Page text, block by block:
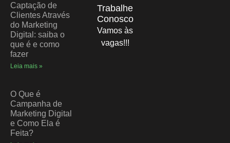
Captação de
Clientes Através
do Marketing
Digital: saiba o
que é e como
fazer
Leia mais »
O Que é
Campanha de
Marketing Digital
e Como Ela é
Feita?
Trabalhe
Conosco
Vamos às
vagas!!!